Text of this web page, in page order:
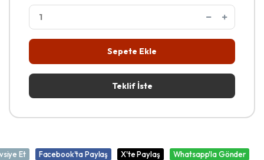
Sepete Ekle
Teklif İste
Et Facebook'ta Paylaş X'te Paylaş Whatsapp'la Gönder